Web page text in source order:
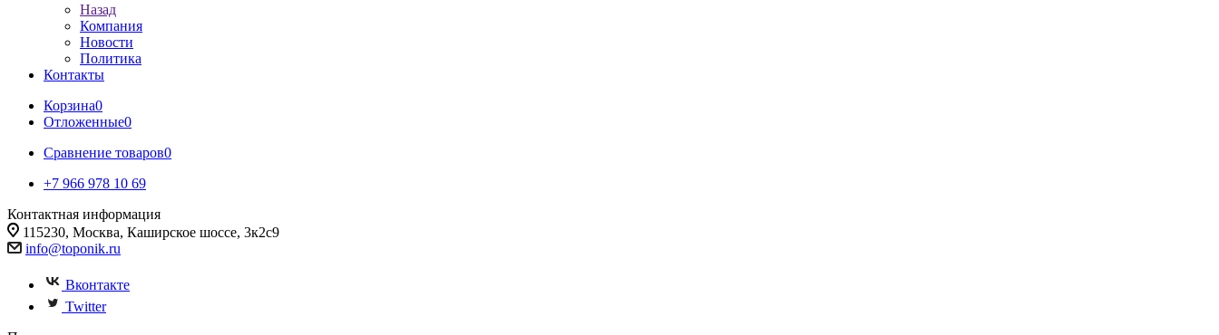
Назад
Компания
Новости
Политика
Контакты
Корзина0
Отложенные0
Сравнение товаров0
+7 966 978 10 69
Контактная информация
115230, Москва, Каширское шоссе, 3к2с9
info@toponik.ru
Вконтакте
Twitter